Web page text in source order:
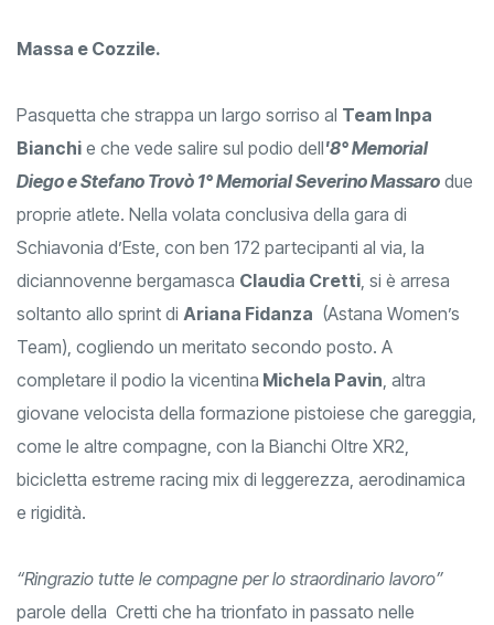
Massa e Cozzile.
Pasquetta che strappa un largo sorriso al Team Inpa
Bianchi e che vede salire sul podio dell'8° Memorial
Diego e Stefano Trovò 1° Memorial Severino Massaro due
proprie atlete. Nella volata conclusiva della gara di
Schiavonia d’Este, con ben 172 partecipanti al via, la
diciannovenne bergamasca Claudia Cretti, si è arresa
soltanto allo sprint di Ariana Fidanza (Astana Women’s
Team), cogliendo un meritato secondo posto. A
completare il podio la vicentina Michela Pavin, altra
giovane velocista della formazione pistoiese che gareggia,
come le altre compagne, con la Bianchi Oltre XR2,
bicicletta estreme racing mix di leggerezza, aerodinamica
e rigidità.
“Ringrazio tutte le compagne per lo straordinario lavoro”
parole della Cretti che ha trionfato in passato nelle